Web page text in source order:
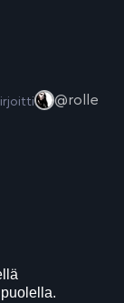
@rolle